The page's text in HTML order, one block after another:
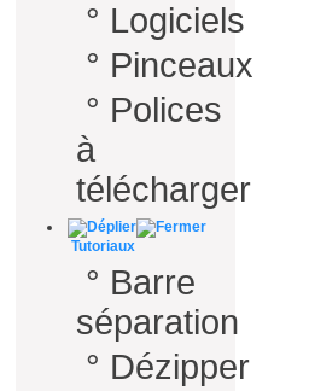
° Logiciels
° Pinceaux
° Polices
à
télécharger
Tutoriaux
° Barre
séparation
° Dézipper